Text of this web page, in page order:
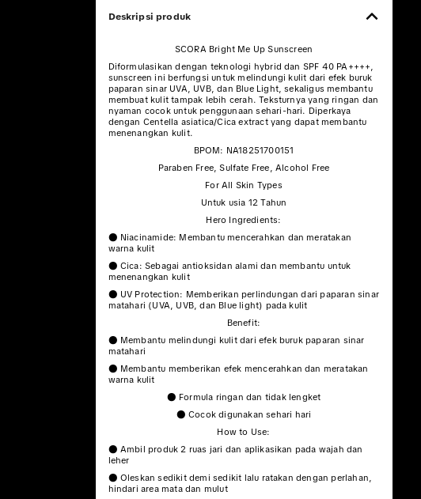
Deskripsi produk
SCORA Bright Me Up Sunscreen
Diformulasikan dengan teknologi hybrid dan SPF 40 PA++++,
sunscreen ini berfungsi untuk melindungi kulit dari efek buruk
paparan sinar UVA, UVB, dan Blue Light, sekaligus membantu
membuat kulit tampak lebih cerah. Teksturnya yang ringan dan
nyaman cocok untuk penggunaan sehari-hari. Diperkaya
dengan Centella asiatica/Cica extract yang dapat membantu
menenangkan kulit.
BPOM: NA18251700151
Paraben Free, Sulfate Free, Alcohol Free
For All Skin Types
Untuk usia 12 Tahun
Hero Ingredients:
● Niacinamide: Membantu mencerahkan dan meratakan
warna kulit
● Cica: Sebagai antioksidan alami dan membantu untuk
menenangkan kulit
● UV Protection: Memberikan perlindungan dari paparan sinar
matahari (UVA, UVB, dan Blue light) pada kulit
Benefit:
● Membantu melindungi kulit dari efek buruk paparan sinar
matahari
● Membantu memberikan efek mencerahkan dan meratakan
warna kulit
● Formula ringan dan tidak lengket
● Cocok digunakan sehari hari
How to Use:
● Ambil produk 2 ruas jari dan aplikasikan pada wajah dan
leher
● Oleskan sedikit demi sedikit lalu ratakan dengan perlahan,
hindari area mata dan mulut